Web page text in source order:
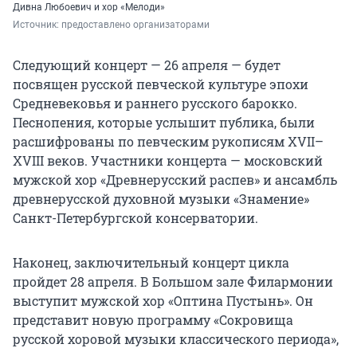
Дивна Любоевич и хор «Мелоди»
Источник: предоставлено организаторами
Следующий концерт — 26 апреля — будет
посвящен русской певческой культуре эпохи
Средневековья и раннего русского барокко.
Песнопения, которые услышит публика, были
расшифрованы по певческим рукописям XVII–
XVIII веков. Участники концерта — московский
мужской хор «Древнерусский распев» и ансамбль
древнерусской духовной музыки «Знамение»
Санкт-Петербургской консерватории.
Наконец, заключительный концерт цикла
пройдет 28 апреля. В Большом зале Филармонии
выступит мужской хор «Оптина Пустынь». Он
представит новую программу «Сокровища
русской хоровой музыки классического периода»,